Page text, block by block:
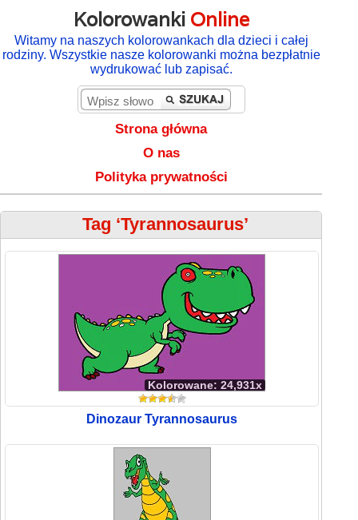
Kolorowanki Online
Witamy na naszych kolorowankach dla dzieci i całej
rodziny. Wszystkie nasze kolorowanki można bezpłatnie
wydrukować lub zapisać.
Strona główna
O nas
Polityka prywatności
Tag ‘Tyrannosaurus’
Kolorowane: 24,931x
Dinozaur Tyrannosaurus